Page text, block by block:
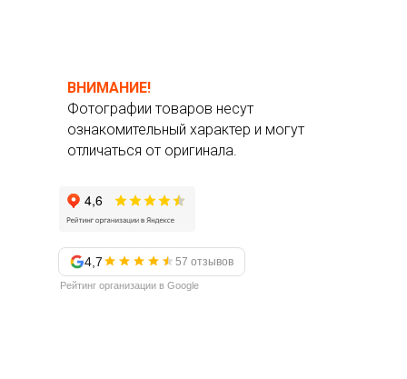
ВНИМАНИЕ!
Фотографии товаров несут
ознакомительный характер и могут
отличаться от оригинала.
4,7 57 отзывов
Рейтинг организации в Google